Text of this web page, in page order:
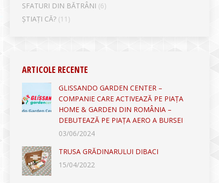
SFATURI DIN BĂTRÂNI (6)
ȘTIAȚI CĂ? (11)
ARTICOLE RECENTE
GLISSANDO GARDEN CENTER –
COMPANIE CARE ACTIVEAZĂ PE PIAȚA
HOME & GARDEN DIN ROMÂNIA –
DEBUTEAZĂ PE PIAȚA AERO A BURSEI
03/06/2024
TRUSA GRĂDINARULUI DIBACI
15/04/2022